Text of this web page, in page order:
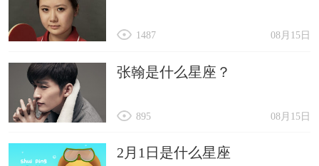
08月15日
1487
张翰是什么星座？
08月15日
895
2月1日是什么星座